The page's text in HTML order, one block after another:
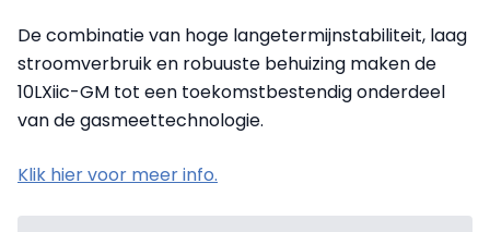
De combinatie van hoge langetermijnstabiliteit, laag
stroomverbruik en robuuste behuizing maken de
10LXiic-GM tot een toekomstbestendig onderdeel
van de gasmeettechnologie.
Klik hier voor meer info.